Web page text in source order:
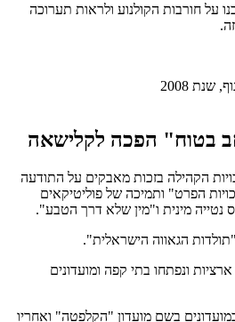
על חורבות הקולנוע ולראות תערוכה
2008
בטוח" הפכה לקלישאה
80 התקדמו זכויות הקהילה בזכות מאבקים על התודעה
הפרט" ותמיכה של פוליטיקאים
נטייה מינית ו"מין שלא דרך הטבע".
הגאווה הישראלית".
ונפתחו בתי קפה ומועדונים
במועדונים בשם מועדון "הקלפטה" ואחריו